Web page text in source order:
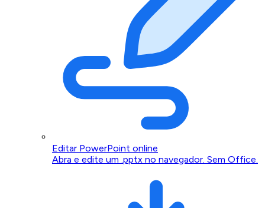
Editar PowerPoint online
Abra e edite um .pptx no navegador. Sem Office.